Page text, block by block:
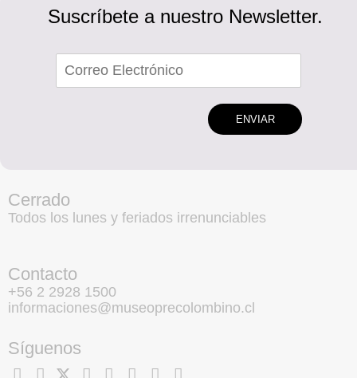
Suscríbete a nuestro Newsletter.
ENVIAR
Cerrado
Todos los lunes y feriados irrenunciables
Contacto
+56 2 2928 1500
informaciones@museoprecolombino.cl
Síguenos